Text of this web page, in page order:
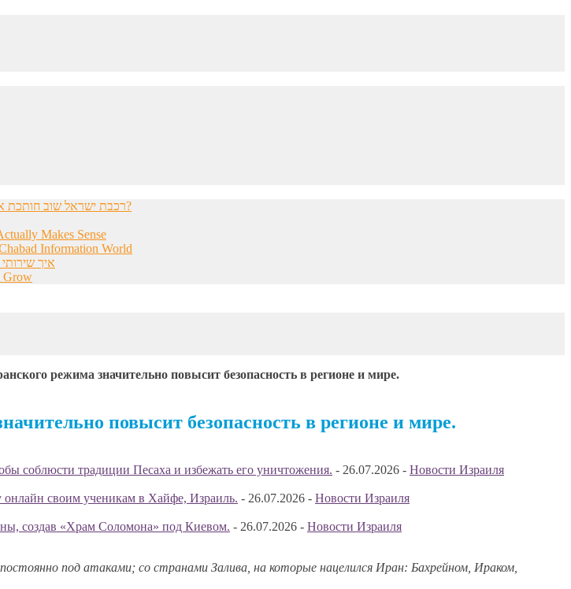
רכבת ישראל שוב חותכת את המדינה — הצפון מנותק, הדרום מתוסכל, והחשפניות שואלות: איך בכלל להגיע לעבודה?
Makes Sense
Information World
איך
Grow
режима значительно повысит безопасность в регионе и мире.
повысит безопасность в регионе и мире.
соблюсти традиции Песаха и избежать его уничтожения. - 26.07.2026 - Новости Израиля
онлайн своим ученикам в Хайфе, Израиль. - 26.07.2026 - Новости Израиля
создав «Храм Соломона» под Киевом. - 26.07.2026 - Новости Израиля
под атаками; со странами Залива, на которые нацелился Иран: Бахрейном, Ираком,